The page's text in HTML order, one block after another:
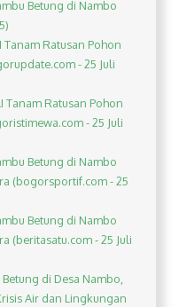
Betung di Nambo
Tanam Ratusan Pohon
- 25 Juli
Tanam Ratusan Pohon
- 25 Juli
Betung di Nambo
(bogorsportif.com - 25
Betung di Nambo
(beritasatu.com - 25 Juli
Betung di Desa Nambo,
Air dan Lingkungan